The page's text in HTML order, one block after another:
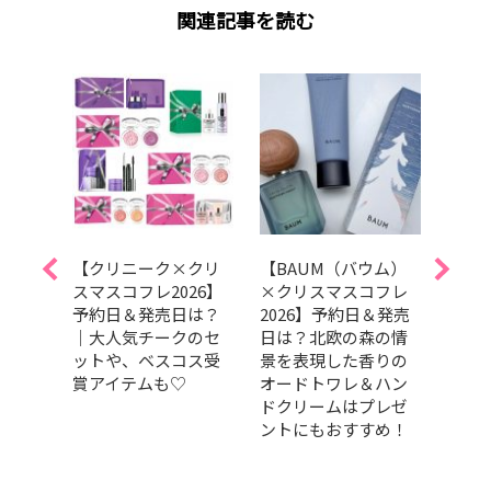
関連記事を読む
【クリニーク×クリ
スマスコフレ2026】
予約日＆発売日は？
｜大人気チークのセ
ットや、ベスコス受
賞アイテムも♡
【BAUM（バウム）
×クリスマスコフレ
2026】予約日＆発売
日は？北欧の森の情
景を表現した香りの
オードトワレ＆ハン
ドクリームはプレゼ
ントにもおすすめ！
【エ